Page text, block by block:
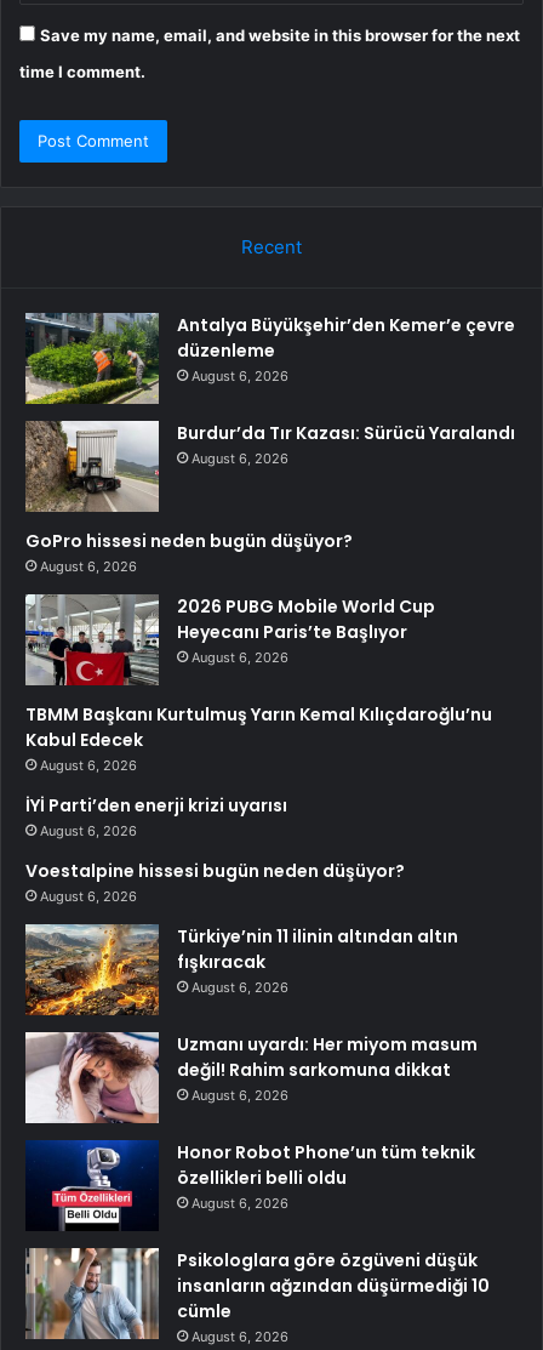
Save my name, email, and website in this browser for the next
time I comment.
Recent
Antalya Büyükşehir’den Kemer’e çevre
düzenleme
August 6, 2026
Burdur’da Tır Kazası: Sürücü Yaralandı
August 6, 2026
GoPro hissesi neden bugün düşüyor?
August 6, 2026
2026 PUBG Mobile World Cup
Heyecanı Paris’te Başlıyor
August 6, 2026
TBMM Başkanı Kurtulmuş Yarın Kemal Kılıçdaroğlu’nu
Kabul Edecek
August 6, 2026
İYİ Parti’den enerji krizi uyarısı
August 6, 2026
Voestalpine hissesi bugün neden düşüyor?
August 6, 2026
Türkiye’nin 11 ilinin altından altın
fışkıracak
August 6, 2026
Uzmanı uyardı: Her miyom masum
değil! Rahim sarkomuna dikkat
August 6, 2026
Honor Robot Phone’un tüm teknik
özellikleri belli oldu
August 6, 2026
Psikologlara göre özgüveni düşük
insanların ağzından düşürmediği 10
cümle
August 6, 2026